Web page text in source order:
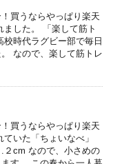
買うならやっぱり楽天
した。 「楽して筋ト
時代ラグビー部で毎日
なので、楽して筋トレ
買うならやっぱり楽天
いた「ちょいなべ」
２cm なので、小さめの